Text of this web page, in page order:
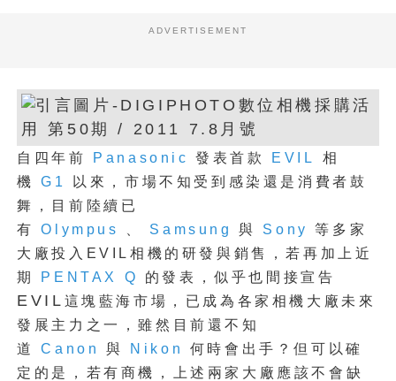
ADVERTISEMENT
自四年前 Panasonic 發表首款 EVIL
相
機G1
以來，市場不知受到感染還是消費者鼓
舞，目前陸續已
有Olympus Samsung 與 Sony
等多家
大廠投入EVIL相機的研發與銷售，若再加上近
期 PENTAX Q 的發表，似乎也間接宣告
EVIL 這塊藍海市場，已成為各家相機大廠未來
發展主力之一，雖然目前還不知
道Canon 與 Nikon
何時會出手？但可以確
定的是，若有商機，上述兩家大廠應該不會缺